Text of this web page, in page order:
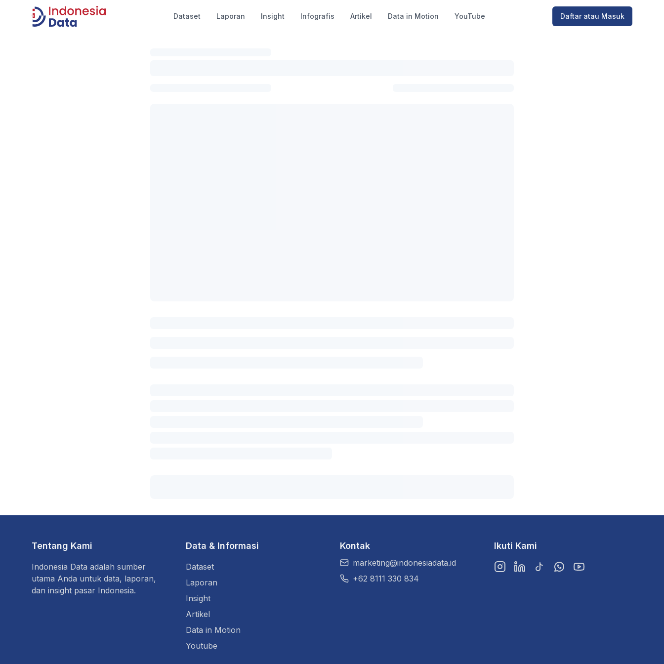
Indonesia Data
Dataset Laporan Insight Infografis Artikel Data in Motion YouTube Daftar atau Masuk
Tentang Kami
Indonesia Data adalah sumber
utama Anda untuk data, laporan,
dan insight pasar Indonesia.
Data & Informasi
Dataset
Laporan
Insight
Artikel
Data in Motion
Youtube
Kontak
marketing@indonesiadata.id
+62 8111 330 834
Ikuti Kami
InstagramLinkedInTikTokWhatsAppYouTube